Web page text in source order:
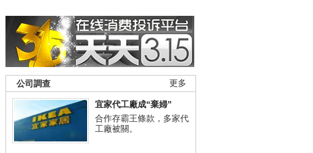
更多
公司調查
宜家代工廠成“棄婦”
合作存霸王條款，多家代
工廠被關。